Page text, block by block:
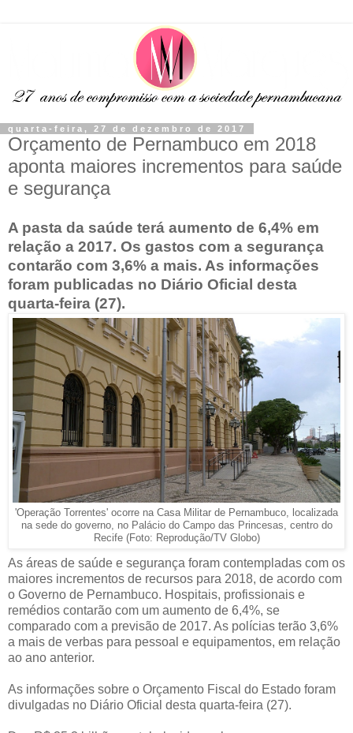
quarta-feira, 27 de dezembro de 2017
Orçamento de Pernambuco em 2018
aponta maiores incrementos para saúde
e segurança
A pasta da saúde terá aumento de 6,4% em
relação a 2017. Os gastos com a segurança
contarão com 3,6% a mais. As informações
foram publicadas no Diário Oficial desta
quarta-feira (27).
'Operação Torrentes' ocorre na Casa Militar de Pernambuco, localizada
na sede do governo, no Palácio do Campo das Princesas, centro do
Recife (Foto: Reprodução/TV Globo)
As áreas de saúde e segurança foram contempladas com os
maiores incrementos de recursos para 2018, de acordo com
o Governo de Pernambuco. Hospitais, profissionais e
remédios contarão com um aumento de 6,4%, se
comparado com a previsão de 2017. As polícias terão 3,6%
a mais de verbas para pessoal e equipamentos, em relação
ao ano anterior.
As informações sobre o Orçamento Fiscal do Estado foram
divulgadas no Diário Oficial desta quarta-feira (27).